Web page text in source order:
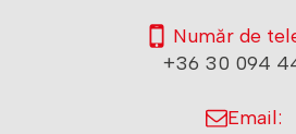
Număr de
+36 30 094
Email: